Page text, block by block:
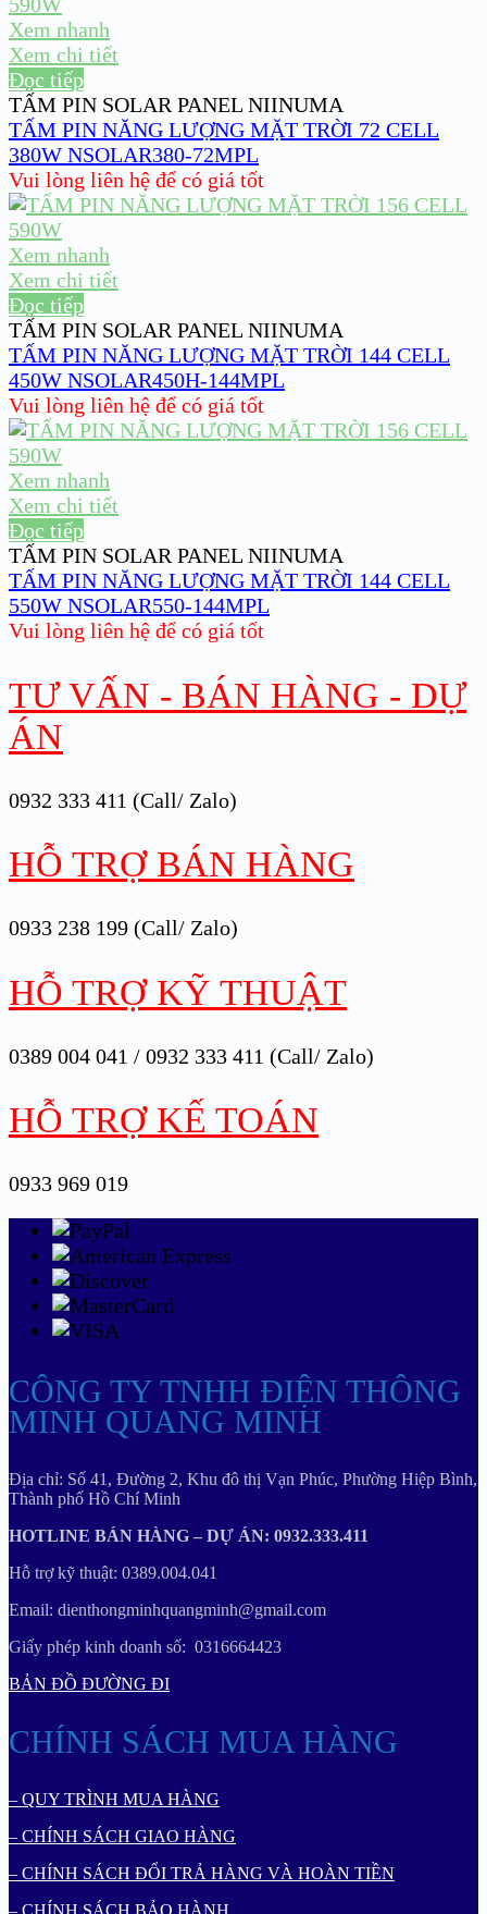
Xem nhanh
Xem chi tiết
Đọc tiếp
TẤM PIN SOLAR PANEL NIINUMA
TẤM PIN NĂNG LƯỢNG MẶT TRỜI 72 CELL
380W NSOLAR380-72MPL
Vui lòng liên hệ để có giá tốt
Xem nhanh
Xem chi tiết
Đọc tiếp
TẤM PIN SOLAR PANEL NIINUMA
TẤM PIN NĂNG LƯỢNG MẶT TRỜI 144 CELL
450W NSOLAR450H-144MPL
Vui lòng liên hệ để có giá tốt
Xem nhanh
Xem chi tiết
Đọc tiếp
TẤM PIN SOLAR PANEL NIINUMA
TẤM PIN NĂNG LƯỢNG MẶT TRỜI 144 CELL
550W NSOLAR550-144MPL
Vui lòng liên hệ để có giá tốt
TƯ VẤN - BÁN HÀNG - DỰ
ÁN
0932 333 411 (Call/ Zalo)
HỖ TRỢ BÁN HÀNG
0933 238 199 (Call/ Zalo)
HỖ TRỢ KỸ THUẬT
0389 004 041 / 0932 333 411 (Call/ Zalo)
HỖ TRỢ KẾ TOÁN
0933 969 019
CÔNG TY TNHH ĐIỆN THÔNG
MINH QUANG MINH
Địa chỉ: Số 41, Đường 2, Khu đô thị Vạn Phúc, Phường Hiệp Bình,
Thành phố Hồ Chí Minh
HOTLINE BÁN HÀNG – DỰ ÁN: 0932.333.411
Hỗ trợ kỹ thuật: 0389.004.041
Email: dienthongminhquangminh@gmail.com
Giấy phép kinh doanh số: 0316664423
BẢN ĐỒ ĐƯỜNG ĐI
CHÍNH SÁCH MUA HÀNG
– QUY TRÌNH MUA HÀNG
– CHÍNH SÁCH GIAO HÀNG
– CHÍNH SÁCH ĐỔI TRẢ HÀNG VÀ HOÀN TIỀN